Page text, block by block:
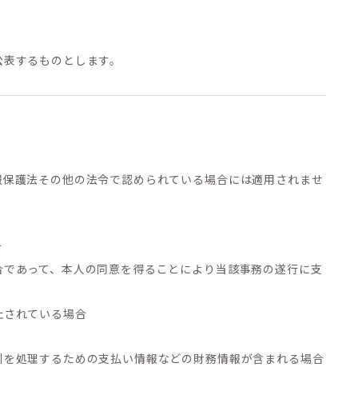
するものとします。
護法その他の法令で認められている場合には適用されませ
あって、本人の同意を得ることにより当該事務の遂行に支
れている場合
処理するための支払い情報などの財務情報が含まれる場合